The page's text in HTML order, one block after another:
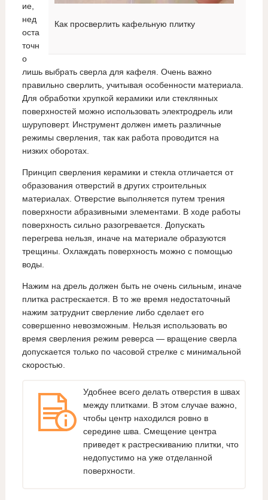
Как просверлить кафельную плитку
ие,
нед
оста
точн
о
лишь выбрать сверла для кафеля. Очень важно
правильно сверлить, учитывая особенности материала.
Для обработки хрупкой керамики или стеклянных
поверхностей можно использовать электродрель или
шуруповерт. Инструмент должен иметь различные
режимы сверления, так как работа проводится на
низких оборотах.
Принцип сверления керамики и стекла отличается от
образования отверстий в других строительных
материалах. Отверстие выполняется путем трения
поверхности абразивными элементами. В ходе работы
поверхность сильно разогревается. Допускать
перегрева нельзя, иначе на материале образуются
трещины. Охлаждать поверхность можно с помощью
воды.
Нажим на дрель должен быть не очень сильным, иначе
плитка растрескается. В то же время недостаточный
нажим затруднит сверление либо сделает его
совершенно невозможным. Нельзя использовать во
время сверления режим реверса — вращение сверла
допускается только по часовой стрелке с минимальной
скоростью.
Удобнее всего делать отверстия в швах
между плитками. В этом случае важно,
чтобы центр находился ровно в
середине шва. Смещение центра
приведет к растрескиванию плитки, что
недопустимо на уже отделанной
поверхности.